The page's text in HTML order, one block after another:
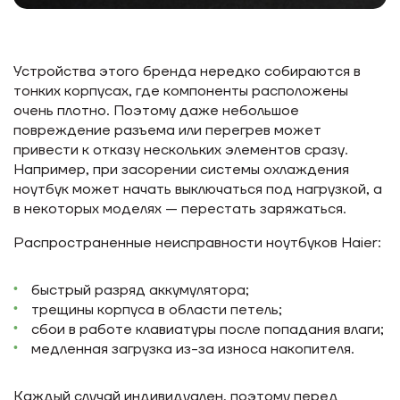
Устройства этого бренда нередко собираются в
тонких корпусах, где компоненты расположены
очень плотно. Поэтому даже небольшое
повреждение разъема или перегрев может
привести к отказу нескольких элементов сразу.
Например, при засорении системы охлаждения
ноутбук может начать выключаться под нагрузкой, а
в некоторых моделях — перестать заряжаться.
Распространенные неисправности ноутбуков Haier:
быстрый разряд аккумулятора;
трещины корпуса в области петель;
сбои в работе клавиатуры после попадания влаги;
медленная загрузка из-за износа накопителя.
Каждый случай индивидуален, поэтому перед